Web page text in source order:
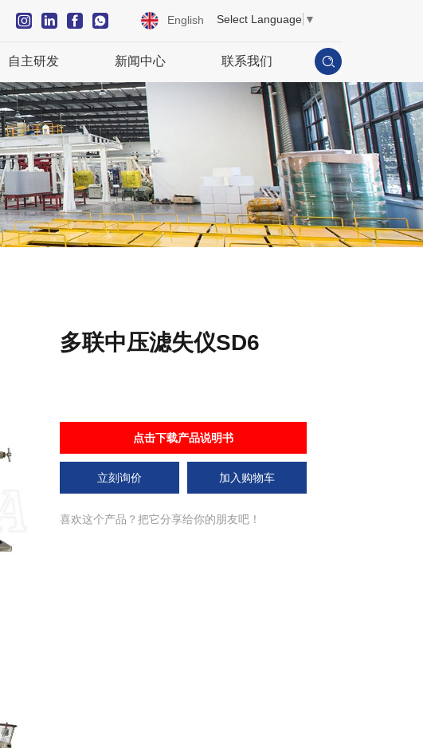
Select Language ▼
English
自主研发 新闻中心 联系我们
多联中压滤失仪SD6
点击下载产品说明书
立刻询价 加入购物车
喜欢这个产品？把它分享给你的朋友吧！